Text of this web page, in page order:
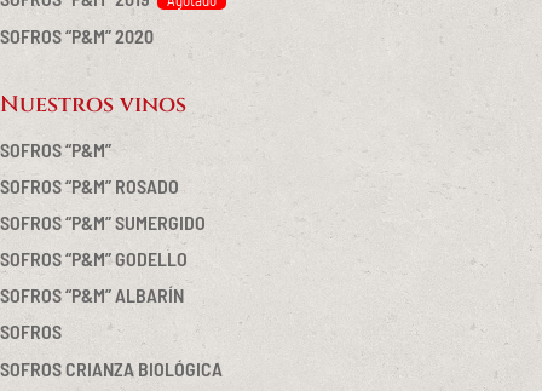
SOFROS “P&M” 2020
Nuestros vinos
SOFROS “P&M”
SOFROS “P&M” ROSADO
SOFROS “P&M” SUMERGIDO
SOFROS “P&M” GODELLO
SOFROS “P&M” ALBARÍN
SOFROS
SOFROS CRIANZA BIOLÓGICA